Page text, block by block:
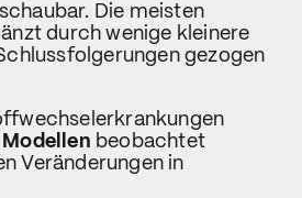
Die meisten
durch wenige kleinere
gezogen
beobachtet
Veränderungen in